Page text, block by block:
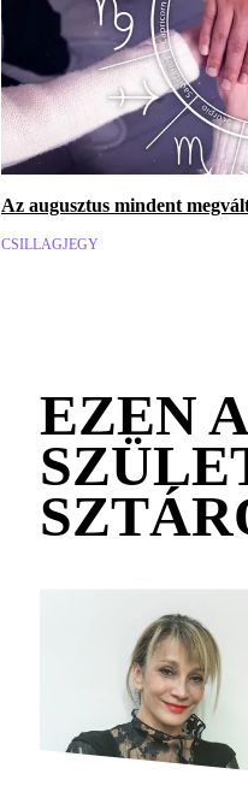
Az augusztus mindent
CSILLAGJEGY
EZEN